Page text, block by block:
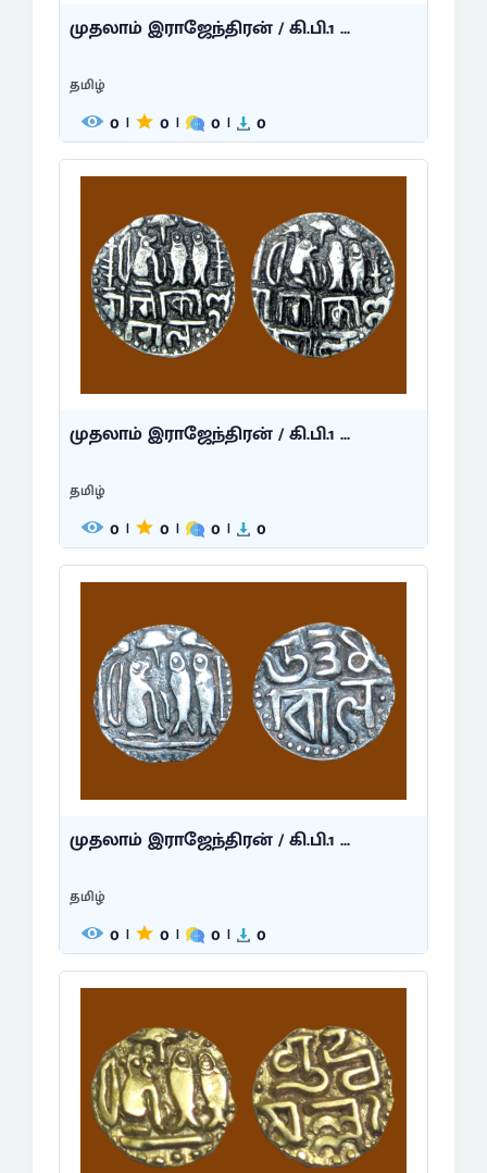
முதலாம் இராஜேந்திரன் / கி.பி.1 ...
தமிழ்
0 | 0 | 0 | 0
முதலாம் இராஜேந்திரன் / கி.பி.1 ...
தமிழ்
0 | 0 | 0 | 0
முதலாம் இராஜேந்திரன் / கி.பி.1 ...
தமிழ்
0 | 0 | 0 | 0